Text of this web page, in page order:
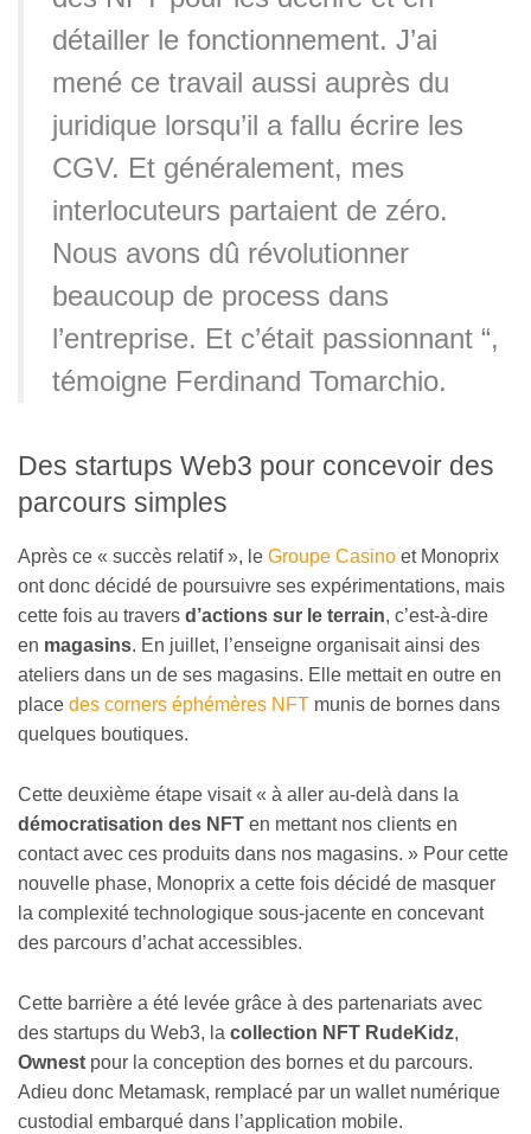
détailler le fonctionnement. J’ai
mené ce travail aussi auprès du
juridique lorsqu’il a fallu écrire les
CGV. Et généralement, mes
interlocuteurs partaient de zéro.
Nous avons dû révolutionner
beaucoup de process dans
l’entreprise. Et c’était passionnant “,
témoigne Ferdinand Tomarchio.
Des startups Web3 pour concevoir des
parcours simples
Après ce « succès relatif », le Groupe Casino et Monoprix
ont donc décidé de poursuivre ses expérimentations, mais
cette fois au travers d’actions sur le terrain, c’est-à-dire
en magasins. En juillet, l’enseigne organisait ainsi des
ateliers dans un de ses magasins. Elle mettait en outre en
place des corners éphémères NFT munis de bornes dans
quelques boutiques.
Cette deuxième étape visait « à aller au-delà dans la
démocratisation des NFT en mettant nos clients en
contact avec ces produits dans nos magasins. » Pour cette
nouvelle phase, Monoprix a cette fois décidé de masquer
la complexité technologique sous-jacente en concevant
des parcours d’achat accessibles.
Cette barrière a été levée grâce à des partenariats avec
des startups du Web3, la collection NFT RudeKidz,
Ownest pour la conception des bornes et du parcours.
Adieu donc Metamask, remplacé par un wallet numérique
custodial embarqué dans l’application mobile.